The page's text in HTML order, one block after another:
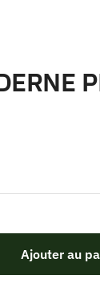
Ajouter au